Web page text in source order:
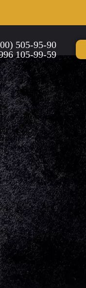
505-95-90
105-99-59